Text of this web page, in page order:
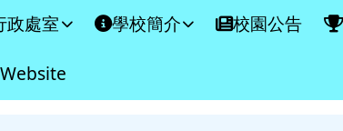
國民小學網站
政處室 學校簡介 校園公告